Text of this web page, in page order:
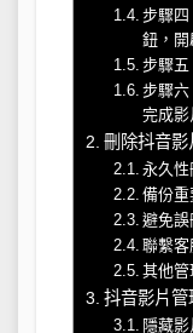
步驟四
鈕，開
步驟五
步驟六
完成影
刪除抖音影
永久性
備份
避免誤
聯繫客
其他
抖音影片管
隱藏影